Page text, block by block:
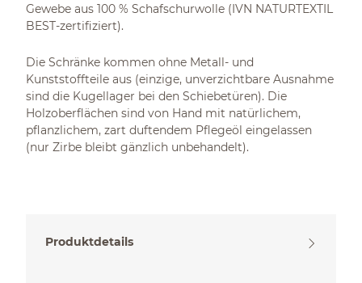
Gewebe aus 100 % Schafschurwolle (IVN NATURTEXTIL
BEST-zertifiziert).
Die Schränke kommen ohne Metall- und
Kunststoffteile aus (einzige, unverzichtbare Ausnahme
sind die Kugellager bei den Schiebetüren). Die
Holzoberflächen sind von Hand mit natürlichem,
pflanzlichem, zart duftendem Pflegeöl eingelassen
(nur Zirbe bleibt gänzlich unbehandelt).
Produktdetails